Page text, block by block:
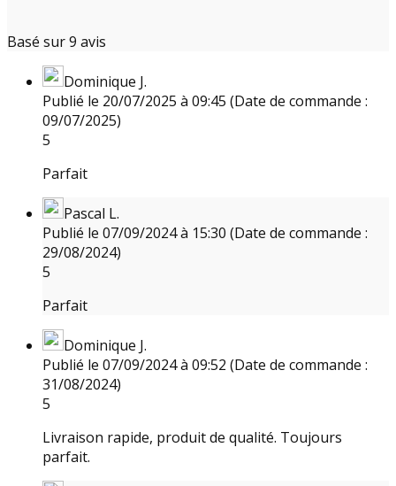
Basé sur 9 avis
Dominique J.
Publié le 20/07/2025 à 09:45 (Date de commande :
09/07/2025)
5
Parfait
Pascal L.
Publié le 07/09/2024 à 15:30 (Date de commande :
29/08/2024)
5
Parfait
Dominique J.
Publié le 07/09/2024 à 09:52 (Date de commande :
31/08/2024)
5
Livraison rapide, produit de qualité. Toujours
parfait.